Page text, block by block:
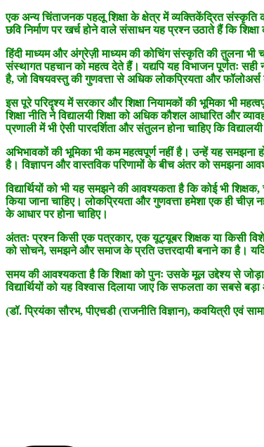
एक अन्य चिंताजनक पहलू शिक्षा के क्षेत्र में व्यक्तिकेंद्रित संस्कृति
छवि निर्माण पर खर्च होने वाले संसाधन यह प्रश्न उठाते हैं कि शिक्षा
हिंदी माध्यम और अंग्रेज़ी माध्यम की कोचिंग संस्कृति की तुलना भी
संस्थागत पहचान को महत्व देते हैं। यद्यपि यह विभाजन पूर्णतः सही
है, जो विषयवस्तु की गुणवत्ता से अधिक लोकप्रियता और
इस पूरे परिदृश्य में सरकार और शिक्षा नियामकों की भूमिका भी
शिक्षा नीति ने विद्यालयी शिक्षा को अधिक कौशल आधारित और
प्रणाली में भी ऐसी पारदर्शिता और संतुलन होना चाहिए कि
अभिभावकों की भूमिका भी कम महत्वपूर्ण नहीं है। उन्हें यह
है। विज्ञापन और वास्तविक परिणामों के बीच अंतर को समझना
विद्यार्थियों को भी यह समझने की आवश्यकता है कि कोई भी
किया जाना चाहिए। लोकप्रियता और गुणवत्ता हमेशा एक ही चीज़
के आधार पर होना चाहिए।
अंततः प्रश्न किसी एक पत्रकार, एक यूट्यूबर शिक्षक या किसी
को सोचने, समझने और समाज के प्रति उत्तरदायी बनाने का है। यदि
समय की आवश्यकता है कि शिक्षा को पुनः उसके मूल उद्देश्य से जोड़ा
विद्यार्थियों को यह विश्वास दिलाया जाए कि सफलता का सबसे
(डॉ. प्रियंका सौरभ, पीएचडी (राजनीति विज्ञान), कवयित्री एवं